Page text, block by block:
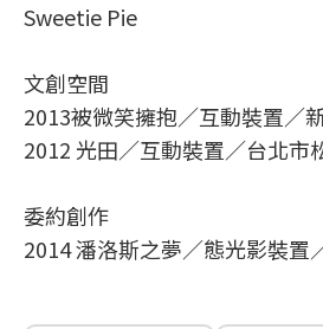
Sweetie Pie
文創空間
2013被微笑擁抱／互動裝置／
2012 光田／互動裝置／台北市
委約創作
2014 潘洛斯之夢／態光影裝置